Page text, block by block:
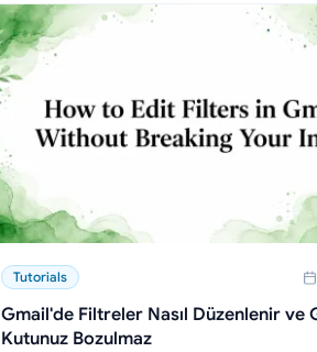
Tutorials
Gmail'de Filtreler Nasıl Düzenlenir ve
Kutunuz Bozulmaz